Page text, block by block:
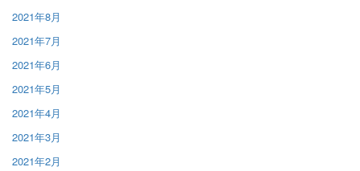
2021年8月
2021年7月
2021年6月
2021年5月
2021年4月
2021年3月
2021年2月